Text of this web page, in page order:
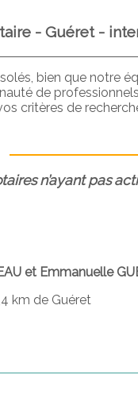
- Guéret -
bien que notre
de
critères de
n’ayant pas
et Emmanuelle
km de Guéret